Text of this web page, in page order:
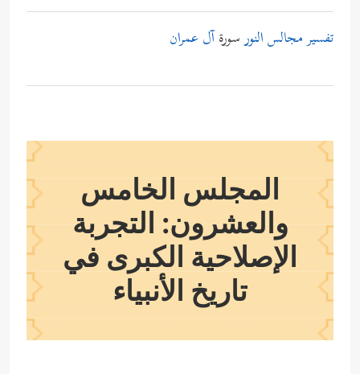
تفسير مجالس النورسورةآل عمران
المجلس الخامس
والعشرون: التجربة
الإصلاحية الكبرى في
تاريخ الأنبياء